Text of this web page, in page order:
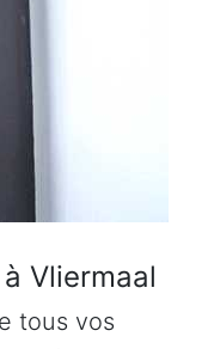
Vliermaal
tous vos